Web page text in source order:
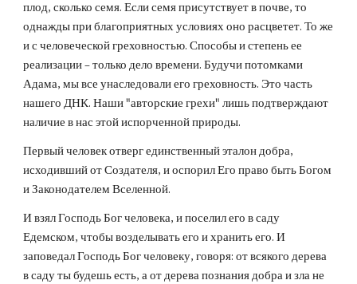
плод, сколько семя. Если семя присутствует в почве, то
однажды при благоприятных условиях оно расцветет. То же
и с человеческой греховностью. Способы и степень ее
реализации – только дело времени. Будучи потомками
Адама, мы все унаследовали его греховность. Это часть
нашего ДНК. Наши "авторские грехи" лишь подтверждают
наличие в нас этой испорченной природы.
Первый человек отверг единственный эталон добра,
исходивший от Создателя, и оспорил Его право быть Богом
и Законодателем Вселенной.
И взял Господь Бог человека, и поселил его в саду
Едемском, чтобы возделывать его и хранить его. И
заповедал Господь Бог человеку, говоря: от всякого дерева
в саду ты будешь есть, а от дерева познания добра и зла не